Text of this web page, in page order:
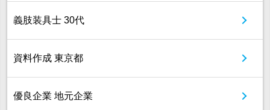
義肢装具士 30代
資料作成 東京都
優良企業 地元企業